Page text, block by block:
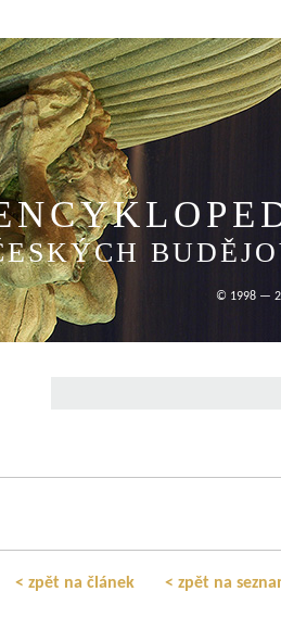
© 1998 —
< zpět na článek < zpět na